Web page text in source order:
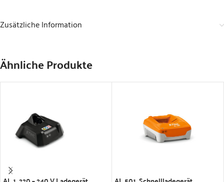
Zusätzliche Information
Ähnliche Produkte